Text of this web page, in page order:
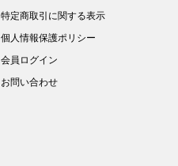
特定商取引に関する表示
個人情報保護ポリシー
会員ログイン
お問い合わせ